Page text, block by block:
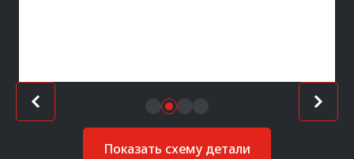
Показать схему детали